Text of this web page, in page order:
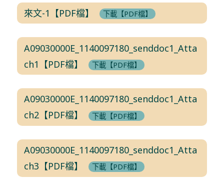
來文-1【PDF檔】 下載【PDF檔】
A09030000E_1140097180_senddoc1_Atta
ch1【PDF檔】
下載【PDF檔】
A09030000E_1140097180_senddoc1_Atta
ch2【PDF檔】
下載【PDF檔】
A09030000E_1140097180_senddoc1_Atta
ch3【PDF檔】
下載【PDF檔】